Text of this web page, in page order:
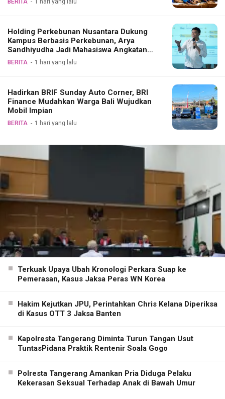
BERITA 1 hari yang lalu
Holding Perkebunan Nusantara Dukung
Kampus Berbasis Perkebunan, Arya
Sandhiyudha Jadi Mahasiswa Angkatan
Pertama Magister ITSI
BERITA 1 hari yang lalu
Hadirkan BRIF Sunday Auto Corner, BRI
Finance Mudahkan Warga Bali Wujudkan
Mobil Impian
BERITA 1 hari yang lalu
Terkuak Upaya Ubah Kronologi Perkara Suap ke
Pemerasan, Kasus Jaksa Peras WN Korea
Hakim Kejutkan JPU, Perintahkan Chris Kelana Diperiksa
di Kasus OTT 3 Jaksa Banten
Kapolresta Tangerang Diminta Turun Tangan Usut
TuntasPidana Praktik Rentenir Soala Gogo
Polresta Tangerang Amankan Pria Diduga Pelaku
Kekerasan Seksual Terhadap Anak di Bawah Umur